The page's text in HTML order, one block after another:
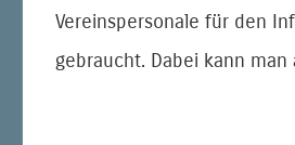
Vereinspersonale für den
gebraucht. Dabei kann